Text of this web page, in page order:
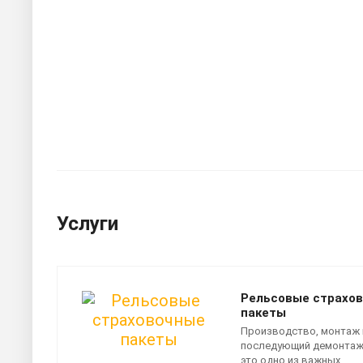
Услуги
Рельсовые
пакеты
Производство, монтаж
последующий
это одно из важных